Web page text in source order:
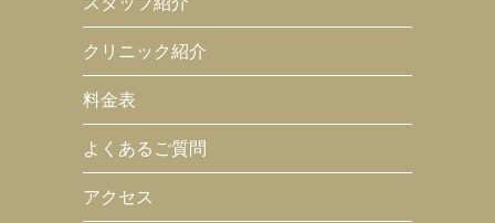
クリニック紹介
料金表
よくあるご質問
アクセス